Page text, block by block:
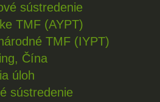
sústredenie
TMF (AYPT)
TMF (IYPT)
Čína
úloh
sústredenie